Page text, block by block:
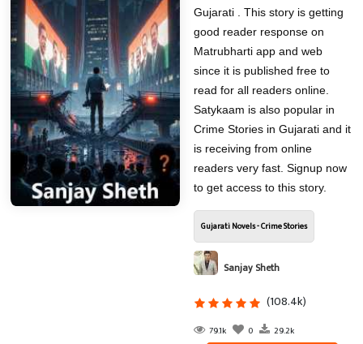
Gujarati . This story is getting
good reader response on
Matrubharti app and web
since it is published free to
read for all readers online.
Satykaam is also popular in
Crime Stories in Gujarati and it
is receiving from online
readers very fast. Signup now
to get access to this story.
Gujarati Novels - Crime Stories
Sanjay Sheth
(108.4k)
79.1k 0 29.2k